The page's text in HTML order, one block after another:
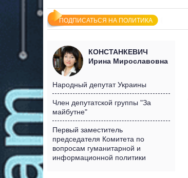
ПОДПИСАТЬСЯ НА ПОЛИТИКА
КОНСТАНКЕВИЧ
Ирина Мирославовна
Народный депутат Украины
Член депутатской группы "За
майбутне"
Первый заместитель
председателя Комитета по
вопросам гуманитарной и
информационной политики